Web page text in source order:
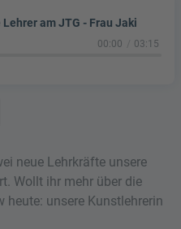
Lehrer am JTG - Frau Jaki
00:00 03:15
neue Lehrkräfte unsere
Wollt ihr mehr über die
heute: unsere Kunstlehrerin